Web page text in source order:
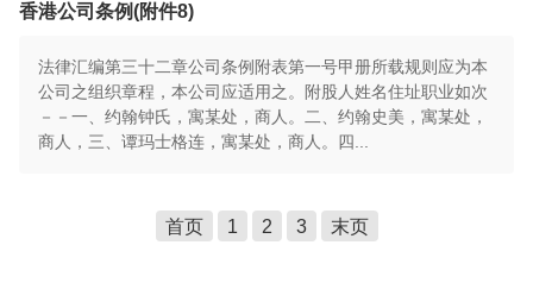
香港公司条例(附件8)
法律汇编第三十二章公司条例附表第一号甲册所载规则应为本
公司之组织章程，本公司应适用之。附股人姓名住址职业如次
－－一、约翰钟氏，寓某处，商人。二、约翰史美，寓某处，
商人，三、谭玛士格连，寓某处，商人。四...
首页 1 2 3 末页